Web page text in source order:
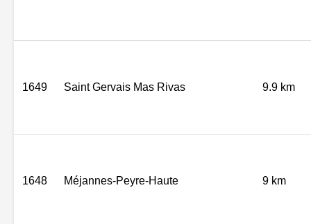
1649 Saint Gervais Mas Rivas 9.9 km
1648 Méjannes-Peyre-Haute 9 km